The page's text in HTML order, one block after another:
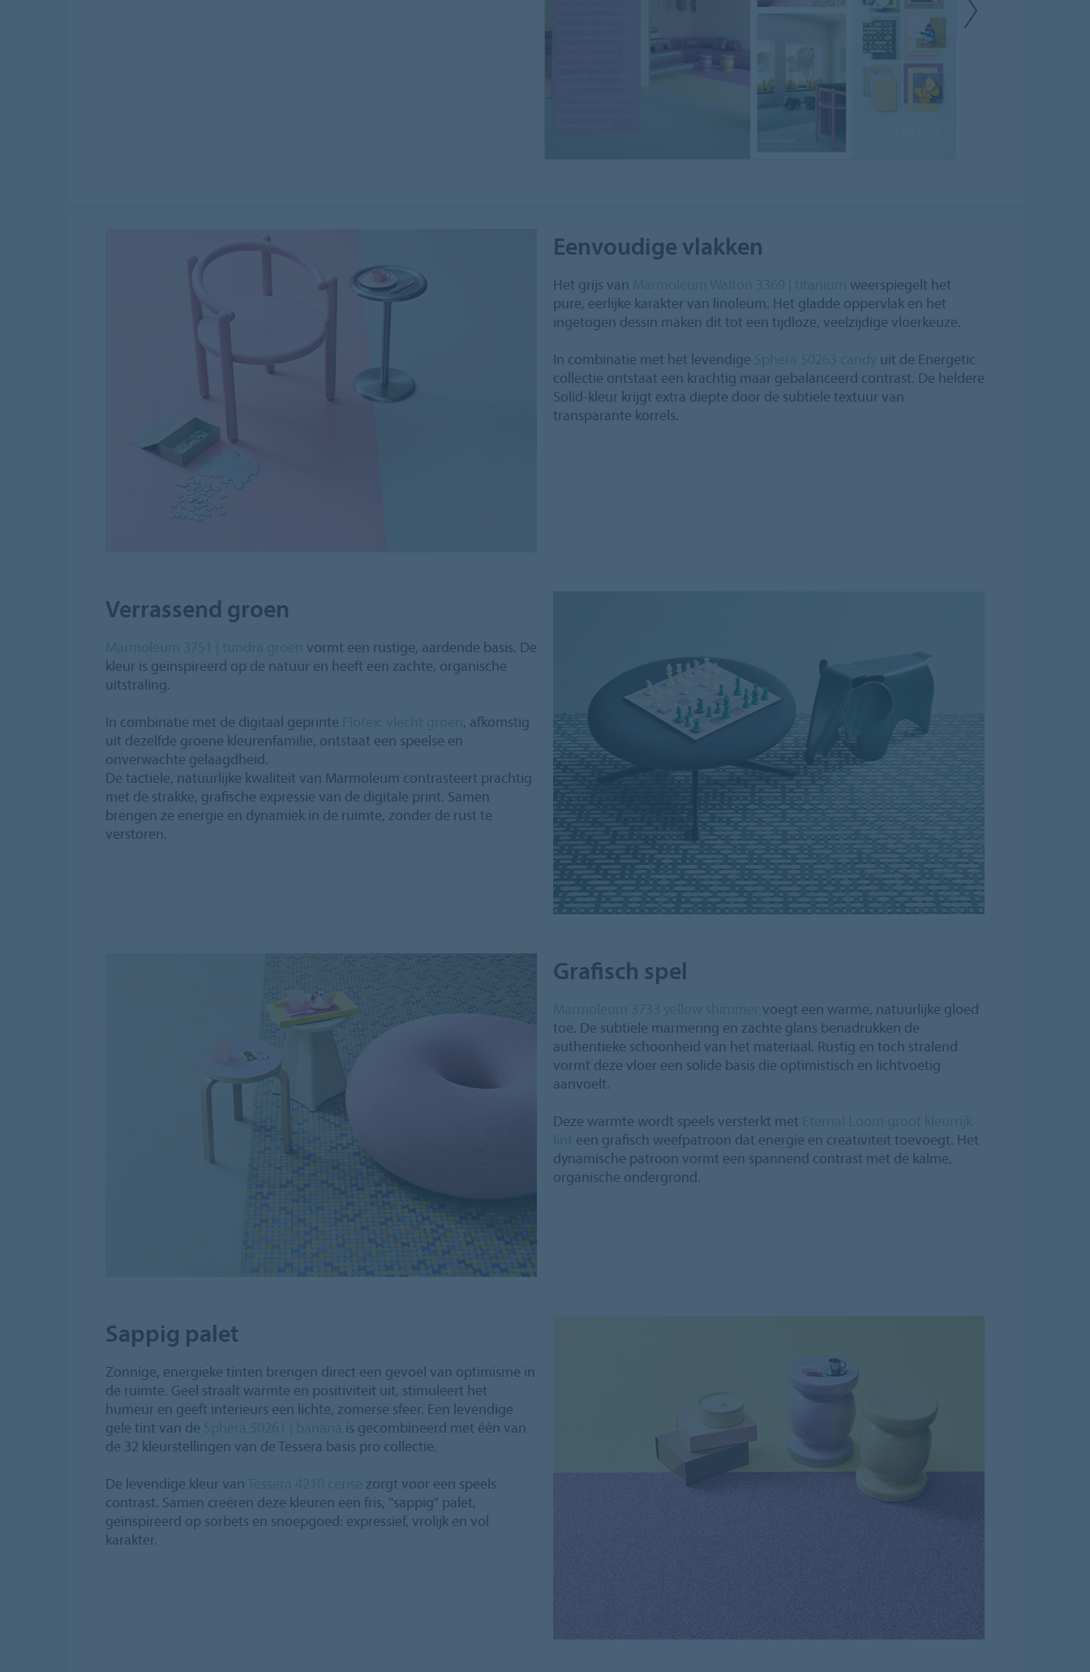
Eenvoudige vlakken
Het grijs van
weerspiegelt het
pure, eerlijke karakter van linoleum. Het gladde oppervlak en het
ingetogen dessin maken dit tot een tijdloze, veelzijdige vloerkeuze.
In combinatie met het levendige
uit de Energetic
collectie ontstaat een krachtig maar gebalanceerd contrast. De heldere
Solid‑kleur krijgt extra diepte door de subtiele textuur van
transparante korrels.
Verrassend groen
vormt een rustige, aardende basis. De
kleur is geïnspireerd op de natuur en heeft een zachte, organische
uitstraling.
In combinatie met de digitaal geprinte
, afkomstig
uit dezelfde groene kleurenfamilie, ontstaat een speelse en
onverwachte gelaagdheid.
De tactiele, natuurlijke kwaliteit van Marmoleum contrasteert prachtig
met de strakke, grafische expressie van de digitale print. Samen
brengen ze energie en dynamiek in de ruimte, zonder de rust te
verstoren.
Grafisch spel
voegt een warme, natuurlijke gloed
toe. De subtiele marmering en zachte glans benadrukken de
authentieke schoonheid van het materiaal. Rustig en toch stralend
vormt deze vloer een solide basis die optimistisch en lichtvoetig
aanvoelt.
Deze warmte wordt speels versterkt met
een grafisch weefpatroon dat energie en creativiteit toevoegt. Het
dynamische patroon vormt een spannend contrast met de kalme,
organische ondergrond.
Sappig palet
Zonnige, energieke tinten brengen direct een gevoel van optimisme in
de ruimte. Geel straalt warmte en positiviteit uit, stimuleert het
humeur en geeft interieurs een lichte, zomerse sfeer. Een levendige
gele tint van de
is gecombineerd met één van
de 32 kleurstellingen van de Tessera basis pro collectie.
De levendige kleur van
zorgt voor een speels
contrast. Samen creëren deze kleuren een fris, "sappig" palet,
geïnspireerd op sorbets en snoepgoed: expressief, vrolijk en vol
karakter.